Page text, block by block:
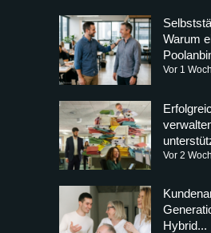
Warum
Vor 1
Vor 2
Hybrid...